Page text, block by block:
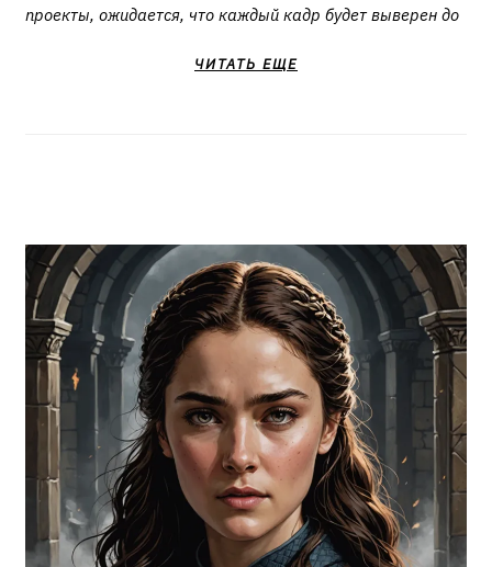
проекты, ожидается, что каждый кадр будет выверен до
ЧИТАТЬ ЕЩЕ